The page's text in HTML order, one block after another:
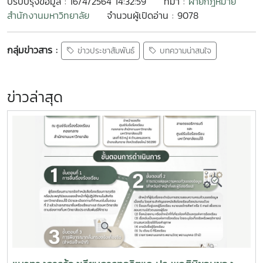
สำนักงานมหาวิทยาลัย
จำนวนผู้เปิดอ่าน : 9078
กลุ่มข่าวสาร : ข่าวประชาสัมพันธ์ บทความน่าสนใจ
ข่าวล่าสุด